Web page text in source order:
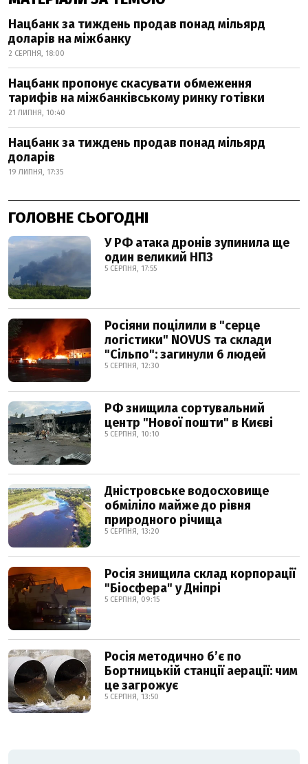
Нацбанк за тиждень продав понад мільярд
доларів на міжбанку
2 СЕРПНЯ, 18:00
Нацбанк пропонує скасувати обмеження
тарифів на міжбанківському ринку готівки
21 ЛИПНЯ, 10:40
Нацбанк за тиждень продав понад мільярд
доларів
19 ЛИПНЯ, 17:35
ГОЛОВНЕ СЬОГОДНІ
У РФ атака дронів зупинила ще
один великий НПЗ
5 СЕРПНЯ, 17:55
Росіяни поцілили в "серце
логістики" NOVUS та склади
"Сільпо": загинули 6 людей
5 СЕРПНЯ, 12:30
РФ знищила сортувальний
центр "Нової пошти" в Києві
5 СЕРПНЯ, 10:10
Дністровське водосховище
обміліло майже до рівня
природного річища
5 СЕРПНЯ, 13:20
Росія знищила склад корпорації
"Біосфера" у Дніпрі
5 СЕРПНЯ, 09:15
Росія методично б’є по
Бортницькій станції аерації: чим
це загрожує
5 СЕРПНЯ, 13:50